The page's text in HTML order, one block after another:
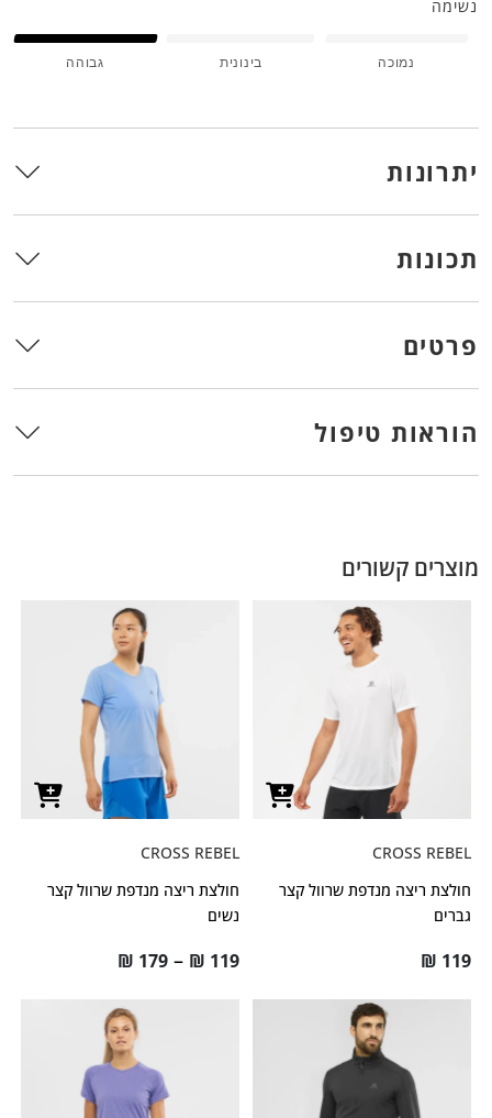
נשימה
נמוכה בינונית גבוהה
יתרונות
תכונות
פרטים
הוראות טיפול
מוצרים קשורים
CROSS REBEL
חולצת ריצה מנדפת שרוול קצר
גברים
₪ 119
CROSS REBEL
חולצת ריצה מנדפת שרוול קצר
נשים
₪ 119
–
₪ 179